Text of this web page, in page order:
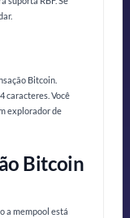
Bitcoin.
caracteres. Você
explorador de
Bitcoin
a mempool está